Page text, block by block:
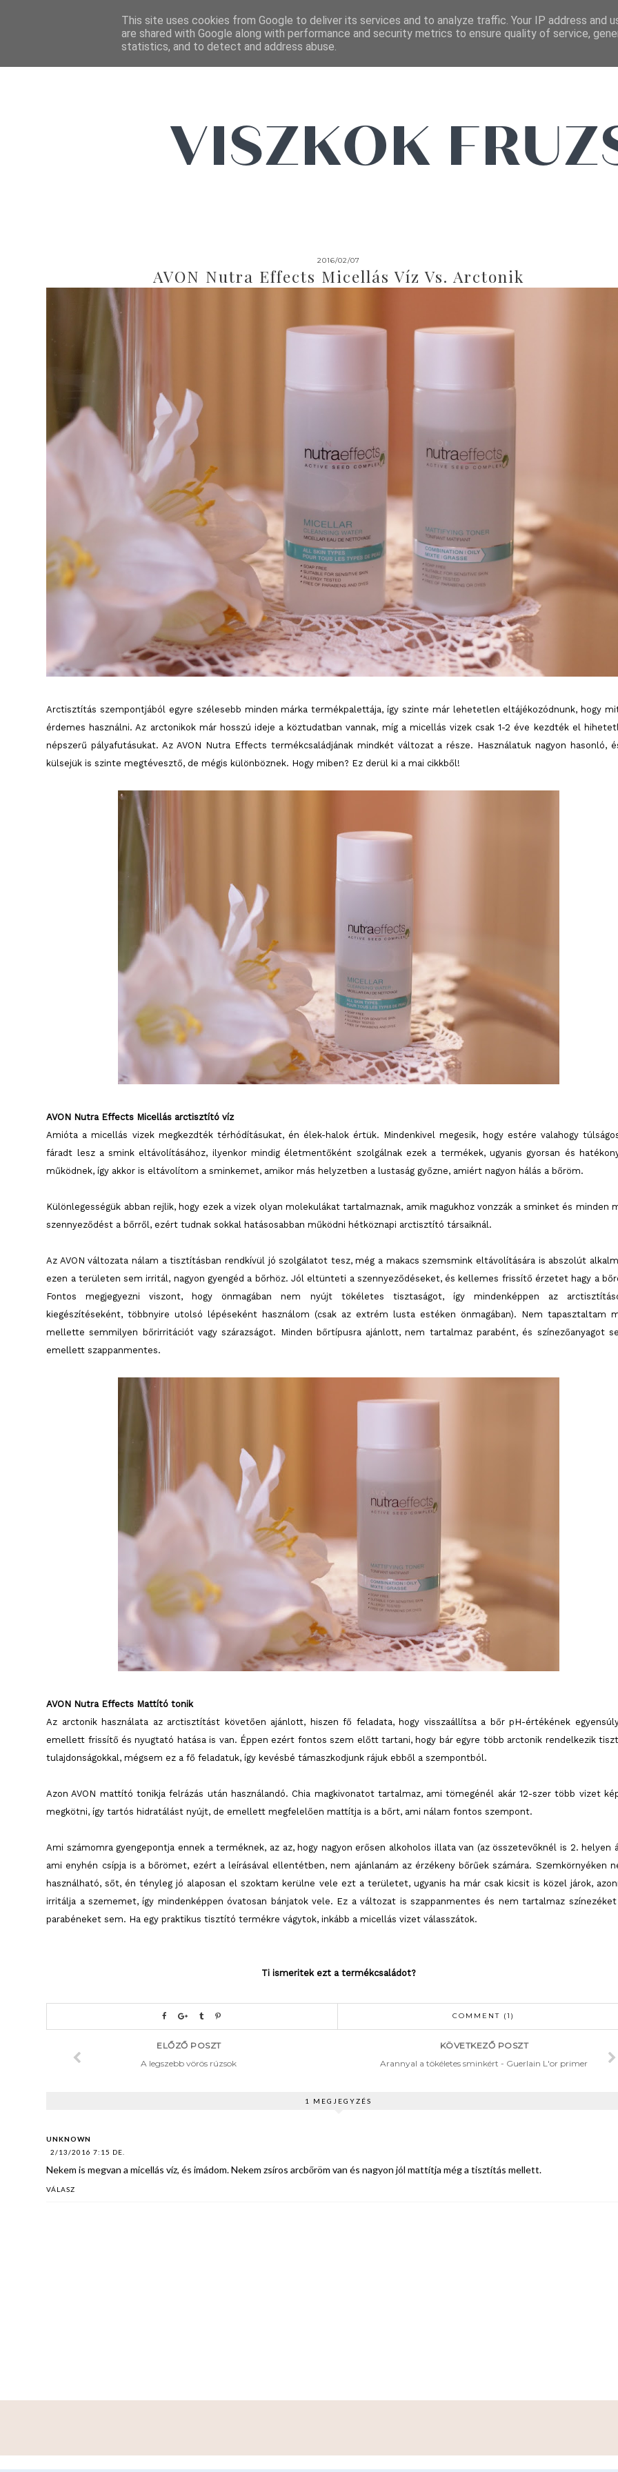
FŐOLDAL EMAIL
2016/02/07
AVON Nutra Effects Micellás Víz Vs. Arctonik
Arctisztítás szempontjából egyre szélesebb minden márka termékpalettája, így szinte már lehetetlen eltájékozódnunk, hogy
érdemes használni. Az arctonikok már hosszú ideje a köztudatban vannak, míg a micellás vizek csak 1-2 éve kezdték el
népszerű pályafutásukat. Az AVON Nutra Effects termékcsaládjának mindkét változat a része. Használatuk nagyon hasonló,
külsejük is szinte megtévesztő, de mégis különböznek. Hogy miben? Ez derül ki a mai cikkből!
AVON Nutra Effects Micellás arctisztító víz
Amióta a micellás vizek megkezdték térhódításukat, én élek-halok értük. Mindenkivel megesik, hogy estére valahogy
fáradt lesz a smink eltávolításához, ilyenkor mindig életmentőként szolgálnak ezek a termékek, ugyanis gyorsan és
működnek, így akkor is eltávolítom a sminkemet, amikor más helyzetben a lustaság győzne, amiért nagyon hálás a bőröm.
Különlegességük abban rejlik, hogy ezek a vizek olyan molekulákat tartalmaznak, amik magukhoz vonzzák a sminket és minden
szennyeződést a bőrről, ezért tudnak sokkal hatásosabban működni hétköznapi arctisztító társaiknál.
Az AVON változata nálam a tisztításban rendkívül jó szolgálatot tesz, még a makacs szemsmink eltávolítására is abszolút
ezen a területen sem irritál, nagyon gyengéd a bőrhöz. Jól eltünteti a szennyeződéseket, és kellemes frissítő érzetet hagy a
Fontos megjegyezni viszont, hogy önmagában nem nyújt tökéletes tisztaságot, így mindenképpen az
kiegészítéseként, többnyire utolsó lépéseként használom (csak az extrém lusta estéken önmagában). Nem tapasztaltam
mellette semmilyen bőrirritációt vagy szárazságot. Minden bőrtípusra ajánlott, nem tartalmaz parabént, és színezőanyagot
emellett szappanmentes.
AVON Nutra Effects Mattító tonik
Az arctonik használata az arctisztítást követően ajánlott, hiszen fő feladata, hogy visszaállítsa a bőr pH-értékének
emellett frissítő és nyugtató hatása is van. Éppen ezért fontos szem előtt tartani, hogy bár egyre több arctonik rendelkezik
tulajdonságokkal, mégsem ez a fő feladatuk, így kevésbé támaszkodjunk rájuk ebből a szempontból.
Azon AVON mattító tonikja felrázás után használandó. Chia magkivonatot tartalmaz, ami tömegénél akár 12-szer több vizet
megkötni, így tartós hidratálást nyújt, de emellett megfelelően mattítja is a bőrt, ami nálam fontos szempont.
Ami számomra gyengepontja ennek a terméknek, az az, hogy nagyon erősen alkoholos illata van (az összetevőknél is 2. helyen
ami enyhén csípja is a bőrömet, ezért a leírásával ellentétben, nem ajánlanám az érzékeny bőrűek számára. Szemkörnyéken
használható, sőt, én tényleg jó alaposan el szoktam kerülne vele ezt a területet, ugyanis ha már csak kicsit is közel járok,
irritálja a szememet, így mindenképpen óvatosan bánjatok vele. Ez a változat is szappanmentes és nem tartalmaz színezéket
parabéneket sem. Ha egy praktikus tisztító termékre vágytok, inkább a micellás vizet válasszátok.
Ti ismeritek ezt a termékcsaládot?
COMMENT (1)
KÖVETKEZŐ POSZT
Arannyal a tökéletes sminkért - Guerlain L'or primer
ELŐZŐ POSZT
A legszebb vörös rúzsok
1 MEGJEGYZÉS
UNKNOWN
2/13/2016 7:15 DE.
Nekem is megvan a micellás víz, és imádom. Nekem zsíros arcbőröm van és nagyon jól mattítja még a tisztítás mellett.
VÁLASZ
This site uses cookies from Google to deliver its services and to analyze traffic. Your IP address and
are shared with Google along with performance and security metrics to ensure quality of service,
statistics, and to detect and address abuse.